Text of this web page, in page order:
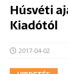
Húsvéti
Kiadótól
2017-04-02